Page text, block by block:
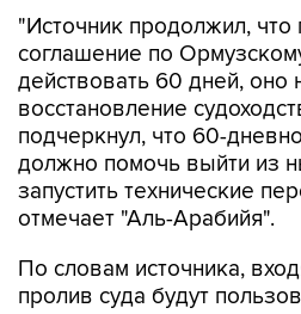
"Источник продолжил,
соглашение по
действовать 60 дней, оно
восстановление
подчеркнул, что 60-
должно помочь выйти из
запустить технические
отмечает "Аль-Арабийя".
По словам источника,
пролив суда будут